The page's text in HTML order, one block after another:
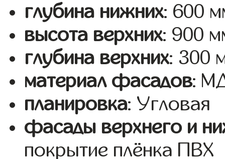
глубина нижних: 600
высота верхних: 900
глубина верхних: 300
материал фасадов:
планировка: Угловая
фасады верхнего и
покрытие плёнка ПВХ